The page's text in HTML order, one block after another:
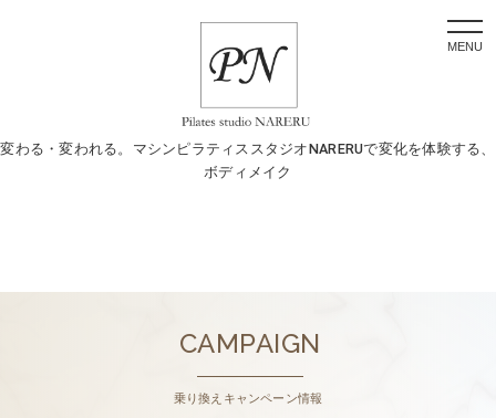
変わる・変われる。マシンピラティススタジオNARERUで変化を体験する、
ボディメイク
CAMPAIGN
乗り換えキャンペーン情報